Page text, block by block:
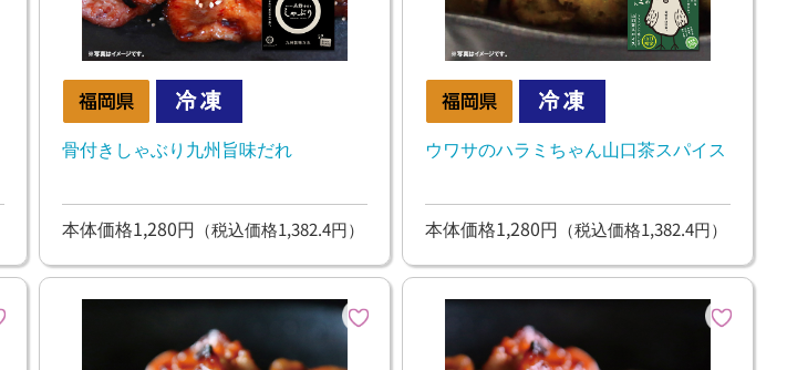
骨付きしゃぶり九州旨味だれ
本体価格1,280円 （税込価格1,382.4円）
ウワサのハラミちゃん山口茶スパイス
本体価格1,280円 （税込価格1,382.4円）